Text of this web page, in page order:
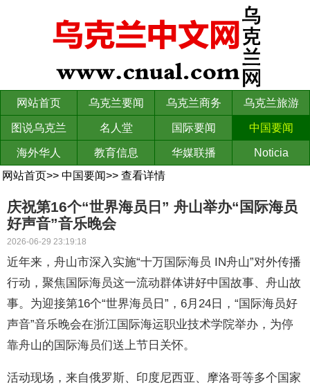
网站首页 乌克兰要闻 乌克兰商务 乌克兰旅游
图说乌克兰 名人堂 国际要闻 中国要闻
海外华人 教育信息 华媒联播
Noticia
网站首页>> 中国要闻>> 查看详情
庆祝第16个“世界海员日” 舟山举办“国际海员
好声音”音乐晚会
2026-06-29 23:19:18
近年来，舟山市深入实施“十万国际海员 IN舟山”对外传播
行动，聚焦国际海员这一流动群体讲好中国故事、舟山故
事。为迎接第16个“世界海员日”，6月24日，“国际海员好
声音”音乐晚会在浙江国际海运职业技术学院举办，为停
靠舟山的国际海员们送上节日关怀。
活动现场，来自俄罗斯、印度尼西亚、摩洛哥等多个国家